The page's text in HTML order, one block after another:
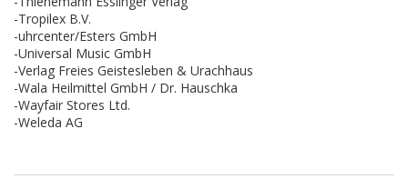
-Tropilex B.V.
-uhrcenter/Esters GmbH
-Universal Music GmbH
-Verlag Freies Geistesleben & Urachhaus
-Wala Heilmittel GmbH / Dr. Hauschka
-Wayfair Stores Ltd.
-Weleda AG